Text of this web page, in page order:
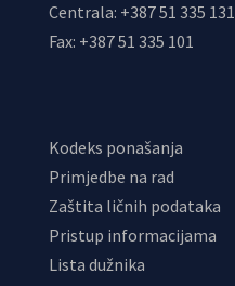
Centrala: +387 51 335 131
Fax: +387 51 335 101
Kodeks ponašanja
Primjedbe na rad
Zaštita ličnih podataka
Pristup informacijama
Lista dužnika